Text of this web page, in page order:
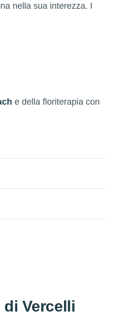
nella sua interezza. I
e della floriterapia con
Vercelli